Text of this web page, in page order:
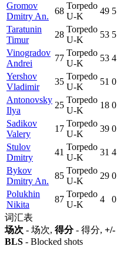
Gromov
Dmitry An.
68
Torpedo
U-K
49 5
Taratunin
Timur
28
Torpedo
U-K
53 5
Vinogradov
Andrei
77
Torpedo
U-K
53 4
Yershov
Vladimir
35
Torpedo
U-K
51 0
Antonovsky
Ilya
25
Torpedo
U-K
18 0
Sadikov
Valery
17
Torpedo
U-K
39 0
Stulov
Dmitry
41
Torpedo
U-K
31 4
Bykov
Dmitry An.
85
Torpedo
U-K
29 0
Polukhin
Nikita
87
Torpedo
U-K
4 0
词汇表
场次 - 场次, 得分- 得分, +/-
BLS - Blocked shots